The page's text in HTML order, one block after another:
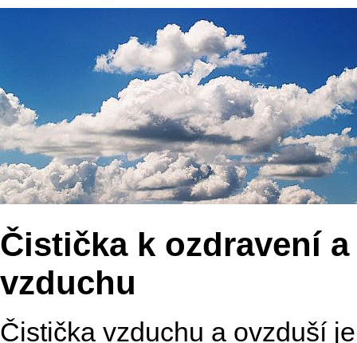
Čistička k ozdravení
vzduchu
Čistička vzduchu a ovzduší